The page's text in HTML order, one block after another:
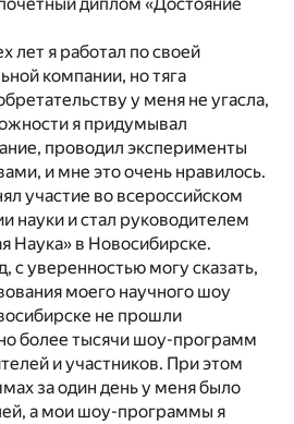
лет я работал по своей
компании, но тяга
у меня не угасла,
я придумывал
проводил эксперименты
и мне это очень нравилось.
участие во всероссийском
науки и стал руководителем
Наука» в Новосибирске.
с уверенностью могу сказать,
моего научного шоу
не прошли
более тысячи шоу-программ
и участников. При этом
за один день у меня было
а мои шоу-программы я